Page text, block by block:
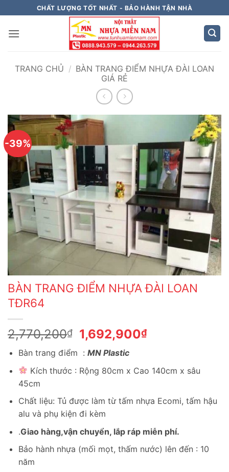
qua
nội
CHẤT LƯỢNG TỐT NHẤT - BẢO HÀNH TẬN NHÀ
TRANG CHỦ / BÀN TRANG ĐIỂM NHỰA ĐÀI LOAN
GIÁ RẺ
-39%
BÀN TRANG ĐIỂM NHỰA ĐÀI LOAN
TĐR64
2,770,200₫
Giá
gốc
là:
2,770,200₫.
1,692,900₫Giá
là:
Bàn trang điểm : MN Plastic
Kích thước : Rộng 80cm x Cao 140cm x sâu
45cm
Chất liệu: Tủ được làm từ tấm nhựa Ecomi, tấm hậu
alu và phụ kiện đi kèm
.Giao hàng,vận chuyển, lắp ráp miễn phí.
Bảo hành nhựa (mối mọt, thấm nước) lên đến : 10
năm